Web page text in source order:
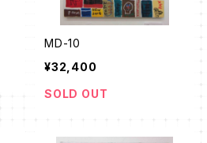
MD-10
¥32,400
SOLD OUT